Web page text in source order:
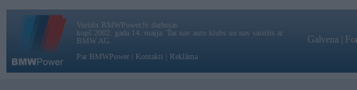
Vortāls BMWPower.lv darbojas
kopš 2002. gada 14. maija. Tas nav auto klubs un nav saistīts ar
BMW AG.
Par BMWPower
Kontakti Reklāma
Galvena